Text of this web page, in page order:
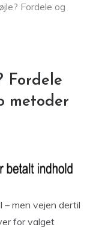
Fordele og
Fordele
metoder
– men vejen dertil
for valget